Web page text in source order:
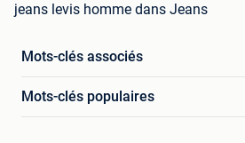
jeans levis homme dans Jeans
Mots-clés associés
Mots-clés populaires